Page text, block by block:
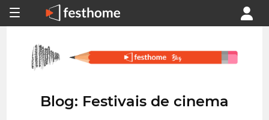
Blog: Festivais de cinema